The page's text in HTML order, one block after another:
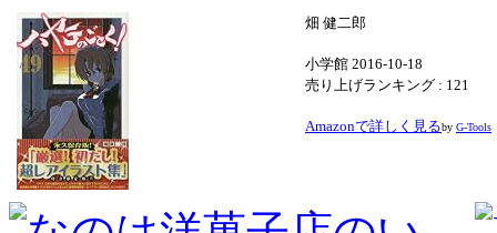
畑 健二郎
小学館 2016-10-18
売り上げランキング : 121
Amazonで詳しく見るby G-Tools